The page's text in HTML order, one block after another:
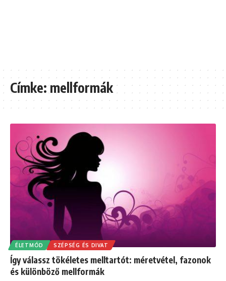
Címke:mellformák
ÉLETMÓD SZÉPSÉG ÉS DIVAT
Így válassz tökéletes melltartót: méretvétel, fazonok
és különböző mellformák